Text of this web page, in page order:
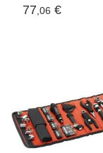
77,06 €